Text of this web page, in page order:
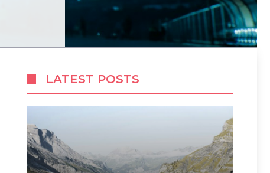
LATEST POSTS